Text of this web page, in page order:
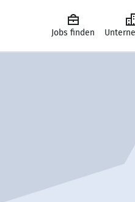
Jobs finden